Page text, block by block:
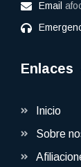
Email
Enlaces
Inicio
Sobre